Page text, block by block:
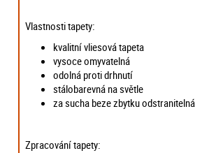
Vlastnosti tapety:
kvalitní vliesová tapeta
vysoce omyvatelná
odolná proti drhnutí
stálobarevná na světle
za sucha beze zbytku odstranitelná
Zpracování tapety: